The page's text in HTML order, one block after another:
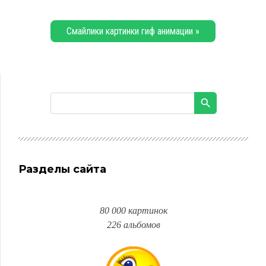
Смайлики картинки гиф анимации »
Разделы сайта
80 000 картинок
226 альбомов